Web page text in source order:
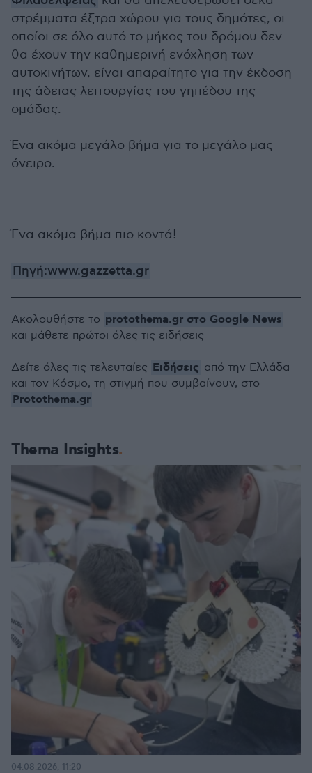
στρέμματα έξτρα χώρου για τους δημότες, οι
οποίοι σε όλο αυτό το μήκος του δρόμου δεν
θα έχουν την καθημερινή ενόχληση των
αυτοκινήτων, είναι απαραίτητο για την έκδοση
της άδειας λειτουργίας του γηπέδου της
ομάδας.
Ένα ακόμα μεγάλο βήμα για το μεγάλο μας
όνειρο.
Ένα ακόμα βήμα πιο κοντά!
Πηγή:www.gazzetta.gr
Thema Insights
04.08.2026, 11:20
Ακολουθήστε το protothema.gr στο Google News
και μάθετε πρώτοι όλες τις ειδήσεις
Δείτε όλες τις τελευταίες Ειδήσεις από την Ελλάδα
και τον Κόσμο, τη στιγμή που συμβαίνουν, στο
Protothema.gr